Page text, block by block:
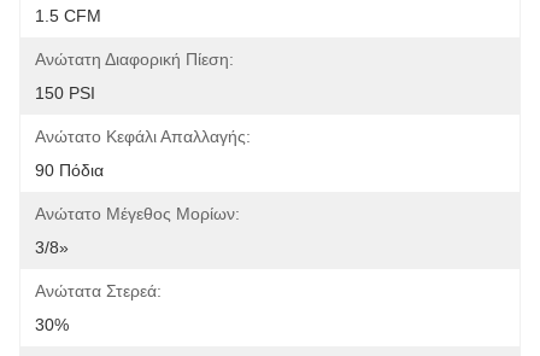
1.5 CFM
Ανώτατη Διαφορική Πίεση:
150 PSI
Ανώτατο Κεφάλι Απαλλαγής:
90 Πόδια
Ανώτατο Μέγεθος Μορίων:
3/8»
Ανώτατα Στερεά:
30%